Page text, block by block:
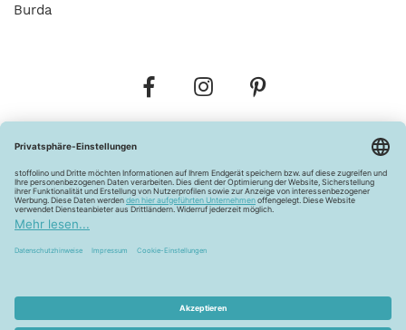
Burda
Widerrufsbelehrung Vertrag widerrufen
Barrierefreiheitserklärung
Pflegehinweise